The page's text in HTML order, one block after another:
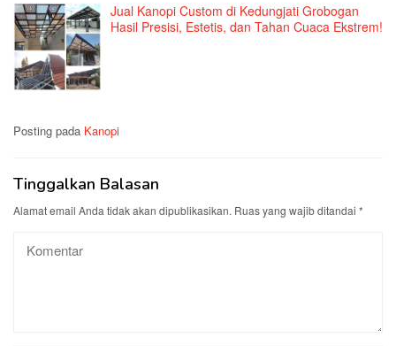
Jual Kanopi Custom di Kedungjati Grobogan
Hasil Presisi, Estetis, dan Tahan Cuaca Ekstrem!
Posting pada Kanopi
Tinggalkan Balasan
Alamat email Anda tidak akan dipublikasikan. Ruas yang wajib ditandai *